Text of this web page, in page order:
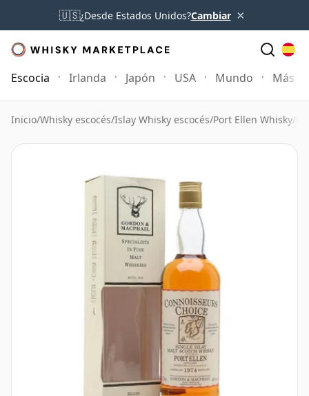
🇺🇸¿Desde Estados Unidos?Cambiar ×
Escocia Irlanda Japón USA Mundo Más
Inicio/Whisky escocés/Islay Whisky escocés/Port Ellen Whisky/